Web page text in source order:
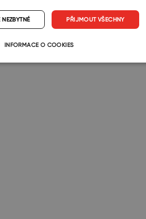
se k
PŘIJMOUT VŠECHNY
INFORMACE O COOKIES